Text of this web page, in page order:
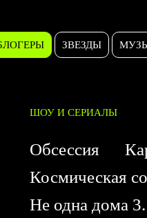
ЗВЕЗДЫ
ШОУ И СЕРИАЛЫ
Обсессия
Космическая
Не одна дома